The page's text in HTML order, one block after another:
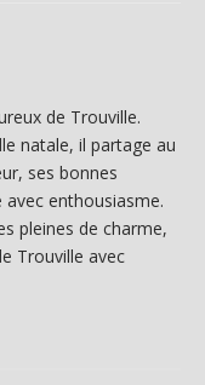
de Trouville.
natale, il partage au
ses bonnes
avec enthousiasme.
pleines de charme,
Trouville avec